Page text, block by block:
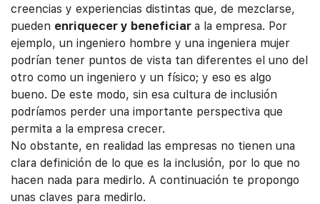
creencias y experiencias distintas que, de mezclarse,
pueden enriquecer y beneficiar a la empresa. Por
ejemplo, un ingeniero hombre y una ingeniera mujer
podrían tener puntos de vista tan diferentes el uno del
otro como un ingeniero y un físico; y eso es algo
bueno. De este modo, sin esa cultura de inclusión
podríamos perder una importante perspectiva que
permita a la empresa crecer.
No obstante, en realidad las empresas no tienen una
clara definición de lo que es la inclusión, por lo que no
hacen nada para medirlo. A continuación te propongo
unas claves para medirlo.